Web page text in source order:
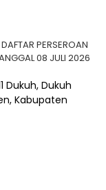
PERSEROAN
08 JULI 2026
Dukuh, Dukuh
Kabupaten